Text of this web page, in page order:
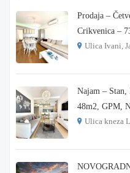
Prodaja –
Crikvenica –
Ulica Ivani,
Najam – Stan,
48m2, GPM,
Ulica kneza